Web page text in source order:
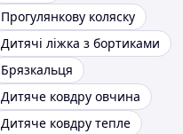
Прогулянкову коляску
Дитячі ліжка з бортиками
Брязкальця
Дитяче ковдру овчина
Дитяче ковдру тепле